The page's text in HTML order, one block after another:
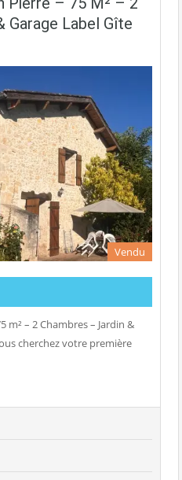
Garage Label Gîte
Vendu
m² – 2 Chambres – Jardin &
cherchez votre première